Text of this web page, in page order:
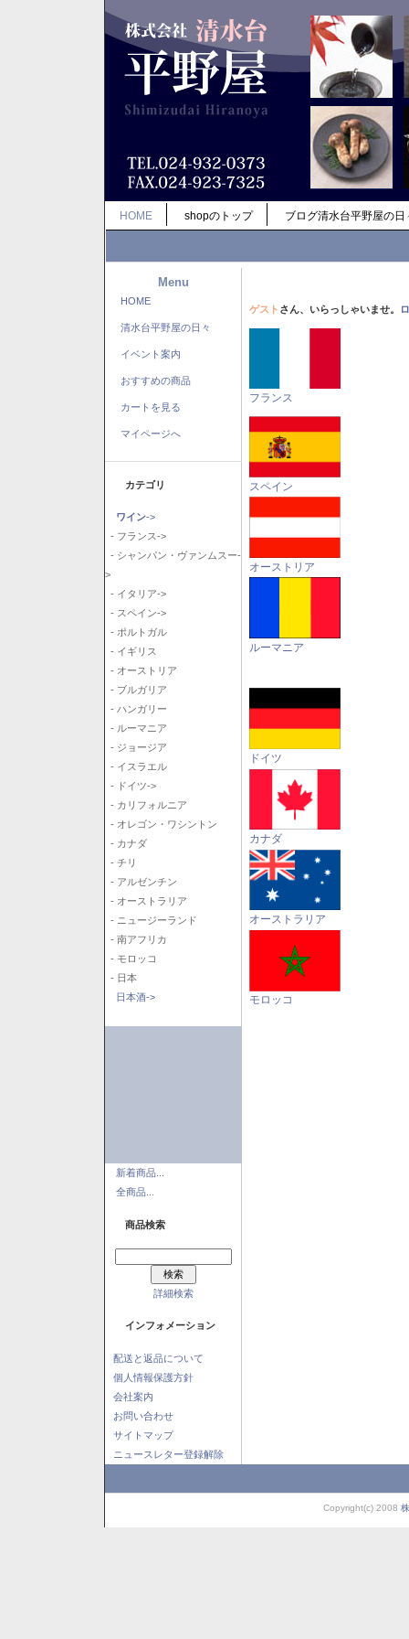
HOME shopのトップ ブログ清水台平野屋の日
Menu
HOME
清水台平野屋の日々
イベント案内
おすすめの商品
カートを見る
マイページへ
カテゴリ
ワイン->
- フランス->
- シャンパン・ヴァンムスー-
>
- イタリア->
- スペイン->
- ポルトガル
- イギリス
- オーストリア
- ブルガリア
- ハンガリー
- ルーマニア
- ジョージア
- イスラエル
- ドイツ->
- カリフォルニア
- オレゴン・ワシントン
- カナダ
- チリ
- アルゼンチン
- オーストラリア
- ニュージーランド
- 南アフリカ
- モロッコ
- 日本
日本酒->
新着商品...
全商品...
商品検索
詳細検索
インフォメーション
配送と返品について
個人情報保護方針
会社案内
お問い合わせ
サイトマップ
ニュースレター登録解除
ゲスト さん、いらっしゃいませ。
フランス
スペイン
オーストリア
ルーマニア
ドイツ
カナダ
オーストラリア
モロッコ
Copyright(c) 2008